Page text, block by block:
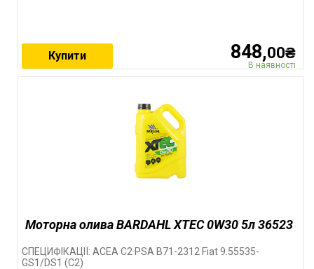
848,00₴
В наявності
Купити
Моторна олива BARDAHL XTEC 0W30 5л 36523
СПЕЦИФІКАЦІЇ: ACEA C2 PSA B71-2312 Fiat 9.55535-
GS1/DS1 (C2)